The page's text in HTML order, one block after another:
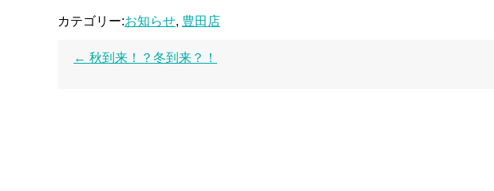
カテゴリー:お知らせ, 豊田店
← 秋到来！？冬到来？！